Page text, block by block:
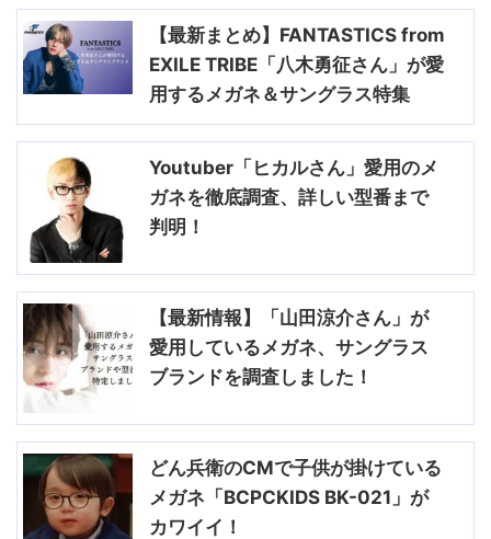
【最新まとめ】FANTASTICS from
EXILE TRIBE「八木勇征さん」が愛
用するメガネ＆サングラス特集
Youtuber「ヒカルさん」愛用のメ
ガネを徹底調査、詳しい型番まで
判明！
【最新情報】「山田涼介さん」が
愛用しているメガネ、サングラス
ブランドを調査しました！
どん兵衛のCMで子供が掛けている
メガネ「BCPCKIDS BK-021」が
カワイイ！